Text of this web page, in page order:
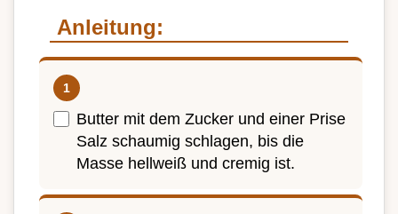
Anleitung:
Butter mit dem Zucker und einer Prise
Salz schaumig schlagen, bis die
Masse hellweiß und cremig ist.